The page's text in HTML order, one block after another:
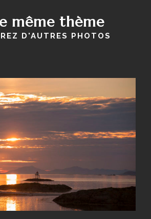
même thème
D'AUTRES PHOTOS